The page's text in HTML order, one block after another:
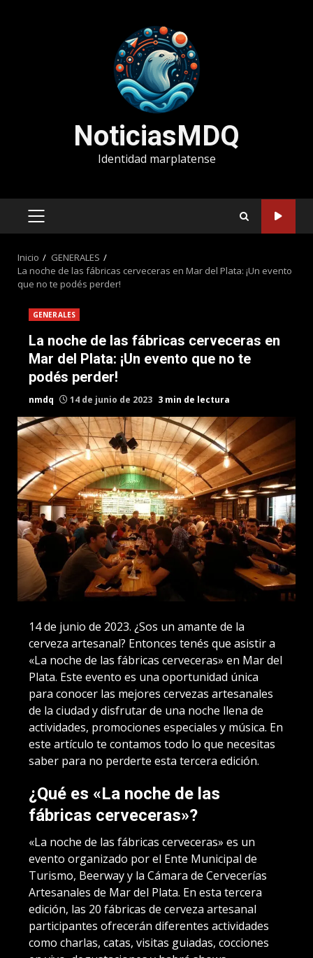
NoticiasMDQ
Identidad marplatense
MENÚ
Inicio
GENERALES
La noche de las fábricas cerveceras en Mar del Plata: ¡Un evento
que no te podés perder!
GENERALES
La noche de las fábricas cerveceras en
Mar del Plata: ¡Un evento que no te
podés perder!
nmdq 14 de junio de 2023 3 min de lectura
14 de junio de 2023. ¿Sos un amante de la
cerveza artesanal? Entonces tenés que asistir a
«La noche de las fábricas cerveceras» en Mar del
Plata. Este evento es una oportunidad única
para conocer las mejores cervezas artesanales
de la ciudad y disfrutar de una noche llena de
actividades, promociones especiales y música. En
este artículo te contamos todo lo que necesitas
saber para no perderte esta tercera edición.
¿Qué es «La noche de las
fábricas cerveceras»?
«La noche de las fábricas cerveceras» es un
evento organizado por el Ente Municipal de
Turismo, Beerway y la Cámara de Cervecerías
Artesanales de Mar del Plata. En esta tercera
edición, las 20 fábricas de cerveza artesanal
participantes ofrecerán diferentes actividades
como charlas, catas, visitas guiadas, cocciones